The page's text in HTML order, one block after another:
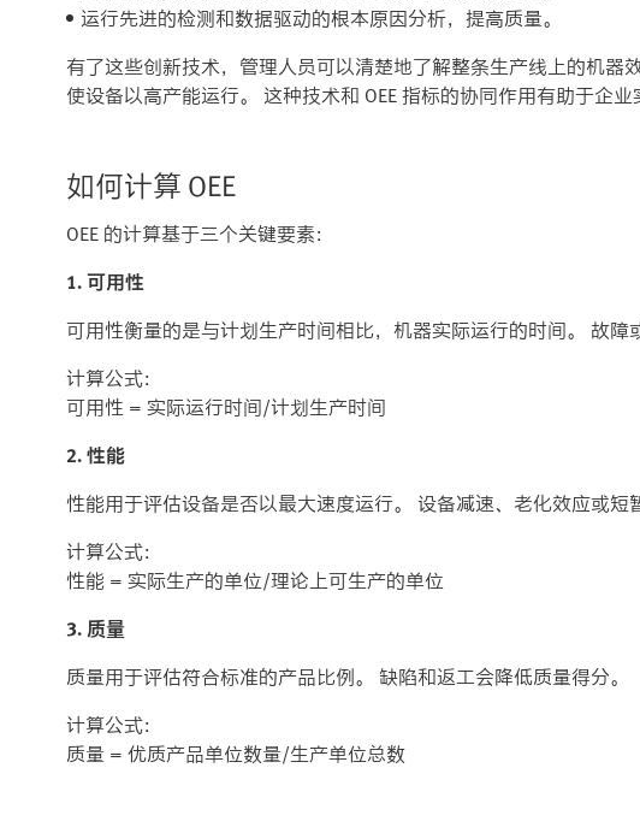
运行先进的检测和数据驱动的根本原因分析，提高质量。
有了这些创新技术，管理人员可以清楚地了解整条生产线上的机器
使设备以高产能运行。 这种技术和 OEE 指标的协同作用有助于企业
如何计算 OEE
OEE 的计算基于三个关键要素：
1. 可用性
可用性衡量的是与计划生产时间相比，机器实际运行的时间。 故障
计算公式：
可用性 = 实际运行时间/计划生产时间
2. 性能
性能用于评估设备是否以最大速度运行。 设备减速、老化效应或短
计算公式：
性能 = 实际生产的单位/理论上可生产的单位
3. 质量
质量用于评估符合标准的产品比例。 缺陷和返工会降低质量得分。
计算公式：
质量 = 优质产品单位数量/生产单位总数